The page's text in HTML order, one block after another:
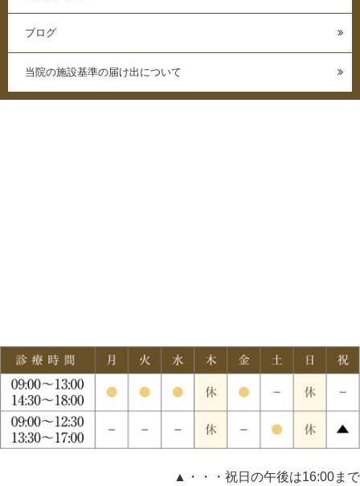
ブログ
当院の施設基準の届け出について
▲・・・祝日の午後は16:00まで